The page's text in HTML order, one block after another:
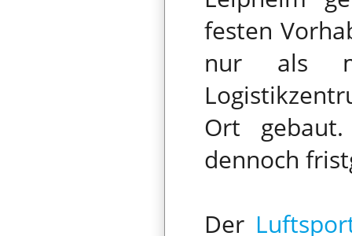
festen
nur als
Ort
dennoch
Der